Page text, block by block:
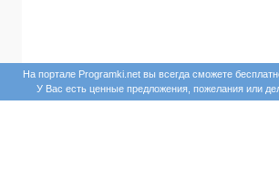
На портале Programki.net вы всегда сможете
У Вас есть ценные предложения, пожелания или